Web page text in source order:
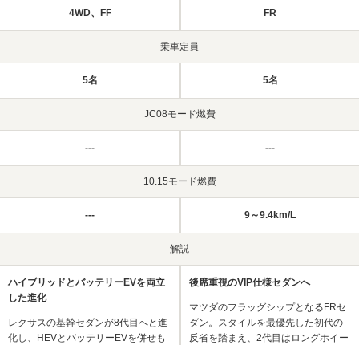
4WD、FF FR
乗車定員
5名 5名
JC08モード燃費
--- ---
10.15モード燃費
--- 9～9.4km/L
解説
ハイブリッドとバッテリーEVを両立
した進化
レクサスの基幹セダンが8代目へと進
化し、HEVとバッテリーEVを併せも
後席重視のVIP仕様セダンへ
マツダのフラッグシップとなるFRセ
ダン。スタイルを最優先した初代の
反省を踏まえ、2代目はロングホイー